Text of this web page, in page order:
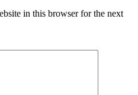
in this browser for the next